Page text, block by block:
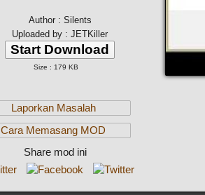
Author : Silents
Uploaded by : JETKiller
Start Download
Size : 179 KB
Laporkan Masalah
Cara Memasang MOD
Share mod ini